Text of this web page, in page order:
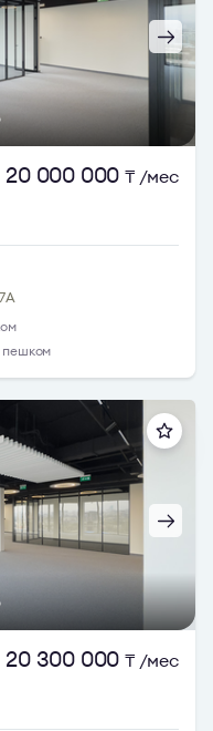
20 000 000 ₸ /мес
пешком
20 300 000 ₸ /мес